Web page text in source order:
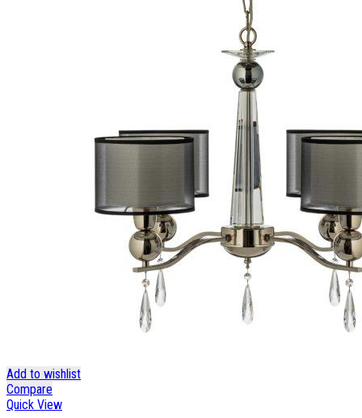
Add to wishlist
Compare
Quick View